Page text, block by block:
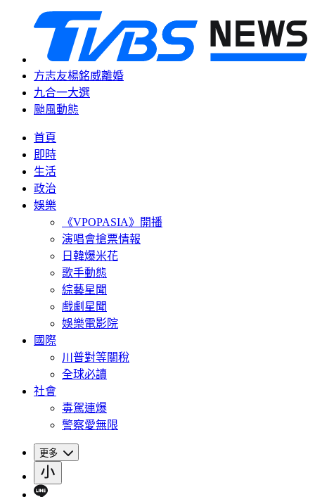
方志友楊銘威離婚
九合一大選
颱風動態
首頁
即時
生活
政治
娛樂
《VPOPASIA》開播
演唱會搶票情報
日韓爆米花
歌手動態
綜藝星聞
戲劇星聞
娛樂電影院
國際
川普對等關稅
全球必讀
社會
毒駕連爆
警察愛無限
更多